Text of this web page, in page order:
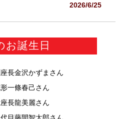
2026/6/25
お誕生日
長金沢かずま さん
一條春己さん
長龍美麗さん